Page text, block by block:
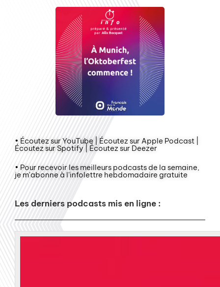
• Écoutez sur YouTube | Écoutez sur Apple Podcast |
Écoutez sur Spotify | Écoutez sur Deezer
• Pour recevoir les meilleurs podcasts de la semaine,
je m'abonne à l'infolettre hebdomadaire gratuite
Les derniers podcasts mis en ligne :